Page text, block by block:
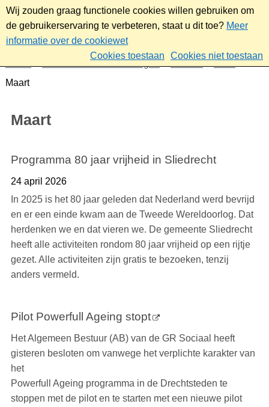
Wij zouden graag functionele cookies willen gebruiken om
de gebruikerservaring te verbeteren, staat u dit toe? Meer
informatie over de cookiewet
Cookies toestaan
Cookies niet toestaan
Nieuws & bekendmakingen Nieuws
2025
Maart
Maart
Programma 80 jaar vrijheid in Sliedrecht
24 april 2026
In 2025 is het 80 jaar geleden dat Nederland werd bevrijd
en er een einde kwam aan de Tweede Wereldoorlog. Dat
herdenken we en dat vieren we. De gemeente Sliedrecht
heeft alle activiteiten rondom 80 jaar vrijheid op een rijtje
gezet. Alle activiteiten zijn gratis te bezoeken, tenzij
anders vermeld.
Pilot Powerfull Ageing stopt
Het Algemeen Bestuur (AB) van de GR Sociaal heeft
gisteren besloten om vanwege het verplichte karakter van
het
Powerfull Ageing programma in de Drechtsteden te
stoppen met de pilot en te starten met een nieuwe pilot